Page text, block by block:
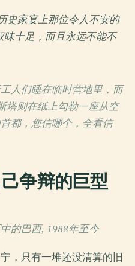
史家宴上那位令人不安的
十足，而且永远不能不
人们睡在临时营地里，而
塔则在纸上勾勒一座从空
都，您信哪个，全看信
争辩的巨型
的巴西, 1988年至今
，只有一堆还没清算的旧